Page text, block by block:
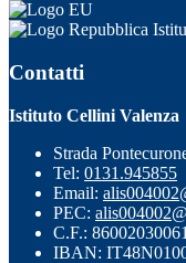
Contatti
Istituto Cellini Valenza
Strada
Tel: 0131.945855
Email:
PEC:
C.F.: 86002030061
IBAN: